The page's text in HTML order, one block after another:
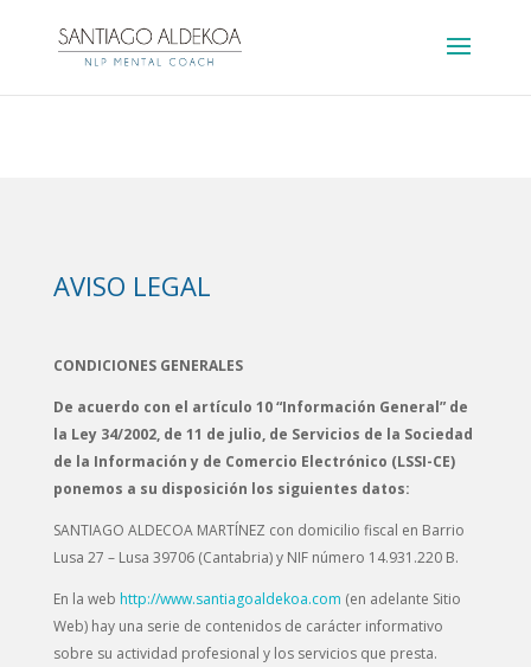
Hosting plan for this site has expired.
avoid service disruption.
AVISO LEGAL
CONDICIONES GENERALES
De acuerdo con el artículo 10 “Información General” de
la Ley 34/2002, de 11 de julio, de Servicios de la Sociedad
de la Información y de Comercio Electrónico (LSSI-CE)
ponemos a su disposición los siguientes datos:
SANTIAGO ALDECOA MARTÍNEZ con domicilio fiscal en Barrio
Lusa 27 – Lusa 39706 (Cantabria) y NIF número 14.931.220 B.
En la web http://www.santiagoaldekoa.com (en adelante Sitio
Web) hay una serie de contenidos de carácter informativo
sobre su actividad profesional y los servicios que presta.